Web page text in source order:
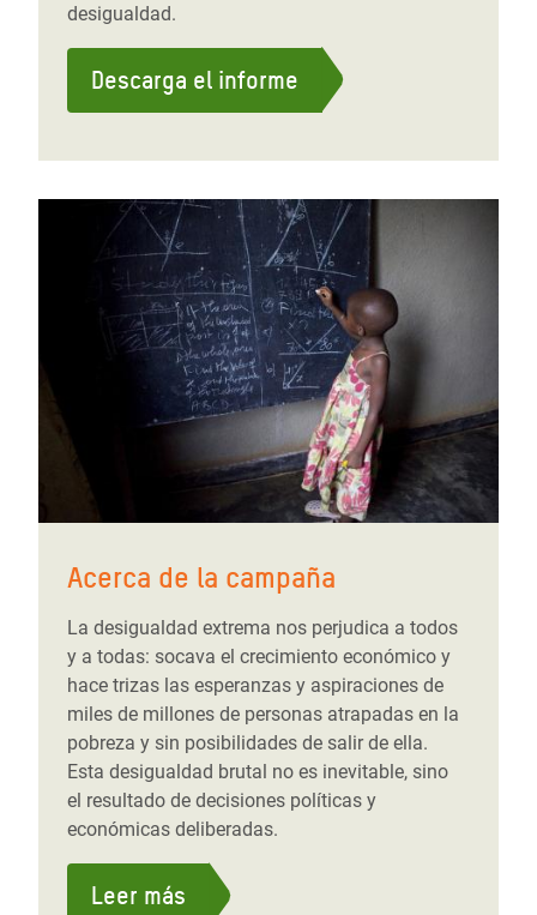
desigualdad.
Descarga el informe
Acerca de la campaña
La desigualdad extrema nos perjudica a todos
y a todas: socava el crecimiento económico y
hace trizas las esperanzas y aspiraciones de
miles de millones de personas atrapadas en la
pobreza y sin posibilidades de salir de ella.
Esta desigualdad brutal no es inevitable, sino
el resultado de decisiones políticas y
económicas deliberadas.
Leer más